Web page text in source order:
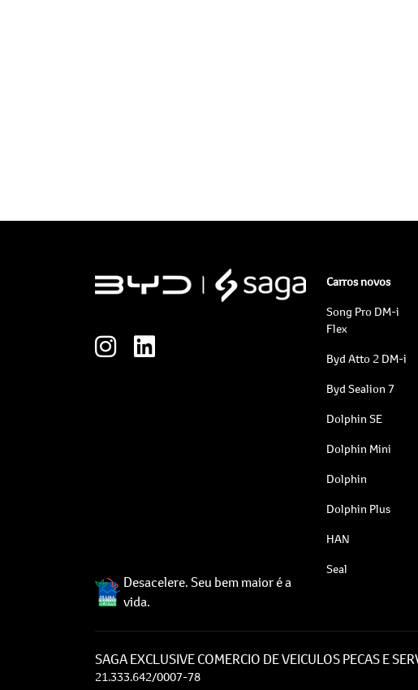
Desacelere. Seu bem maior é a
vida.
Carros novos
Song Pro DM-i
Flex
Byd Atto 2 DM-i
Byd Sealion 7
Dolphin SE
Dolphin Mini
Dolphin
Dolphin Plus
HAN
Seal
SAGA EXCLUSIVE COMERCIO DE VEICULOS PECAS E
21.333.642/0007-78